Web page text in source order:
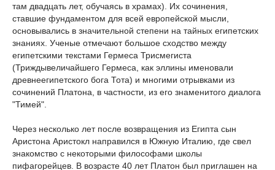
там двадцать лет, обучаясь в храмах). Их сочинения,
ставшие фундаментом для всей европейской мысли,
основывались в значительной степени на тайных египетских
знаниях. Ученые отмечают большое сходство между
египетскими текстами Гермеса Трисмегиста
(Триждывеличайшего Гермеса, как эллины именовали
древнеегипетского бога Тота) и многими отрывками из
сочинений Платона, в частности, из его знаменитого диалога
"Тимей".
Через несколько лет после возвращения из Египта сын
Аристона Аристокл направился в Южную Италию, где свел
знакомство с некоторыми философами школы
пифагорейцев. В возрасте 40 лет Платон был приглашен на